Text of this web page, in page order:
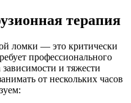
терапия
ломки — это критически
профессионального
и тяжести
от нескольких часов